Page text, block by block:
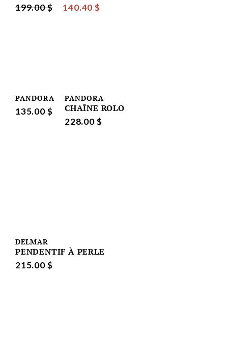
199.00 $ 140.40 $
PANDORA
135.00 $
PANDORA
CHAÎNE ROLO
228.00 $
DELMAR
PENDENTIF À PERLE
215.00 $